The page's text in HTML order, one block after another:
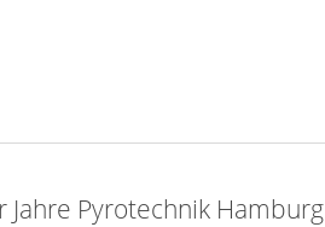
Pyrotechnik Hamburg